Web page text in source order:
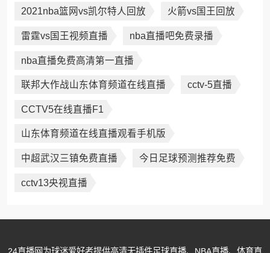
2021nba篮网vs凯尔特人回放 火箭vs国王回放
雷霆vs国王视频直播 nba直播吧免费录播
nba直播免费高清第一直播
联邦大作战山东体育频道在线直播 cctv-5直播
CCTV5在线直播F1
山东体育频道在线直播观看手机版
中超武汉三镇免费直播 今日足球预测推荐免费
cctv13央视直播